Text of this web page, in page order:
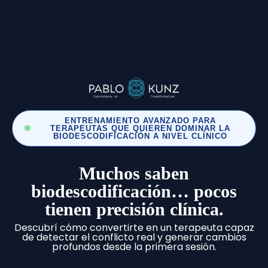
ENTRENAMIENTO AVANZADO PARA
TERAPEUTAS QUE QUIEREN DOMINAR LA
BIODESCODIFICACIÓN A NIVEL CLÍNICO
Muchos saben
biodescodificación… pocos
tienen precisión clínica.
Descubrí cómo convertirte en un terapeuta capaz
de detectar el conflicto real y generar cambios
profundos desde la primera sesión.